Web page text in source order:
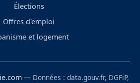
Élections
Offres d'emploi
et logement
— Données : data.gouv.fr, DGFiP,